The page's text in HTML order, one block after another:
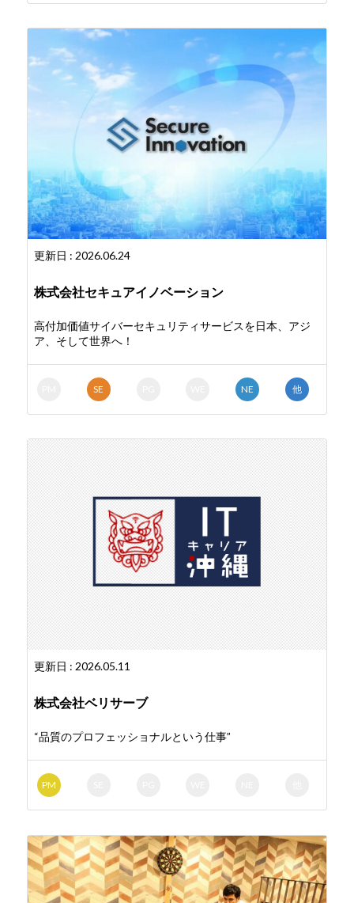
更新日 : 2026.06.24
株式会社セキュアイノベーション
高付加価値サイバーセキュリティサービスを日本、アジ
ア、そして世界へ！
SE NE 他
更新日 : 2026.05.11
株式会社ベリサーブ
“品質のプロフェッショナルという仕事”
PM